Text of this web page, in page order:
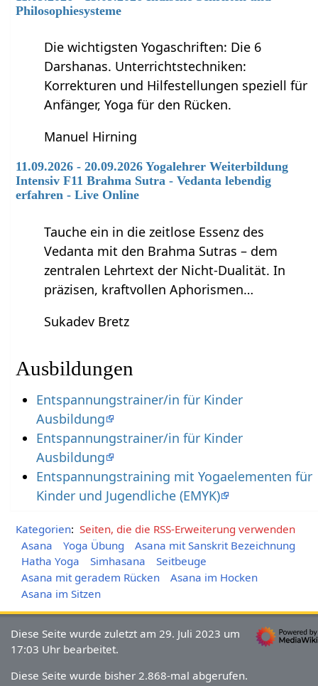
Philosophiesysteme
Die wichtigsten Yogaschriften: Die 6
Darshanas. Unterrichtstechniken:
Korrekturen und Hilfestellungen speziell für
Anfänger, Yoga für den Rücken.
Manuel Hirning
11.09.2026 - 20.09.2026 Yogalehrer Weiterbildung
Intensiv F11 Brahma Sutra - Vedanta lebendig
erfahren - Live Online
Tauche ein in die zeitlose Essenz des
Vedanta mit den Brahma Sutras – dem
zentralen Lehrtext der Nicht-Dualität. In
präzisen, kraftvollen Aphorismen…
Sukadev Bretz
Ausbildungen
Entspannungstrainer/in für Kinder
Ausbildung
Entspannungstrainer/in für Kinder
Ausbildung
Entspannungstraining mit Yogaelementen für
Kinder und Jugendliche (EMYK)
Kategorien: Seiten, die die RSS-Erweiterung verwenden
Asana
Yoga Übung
Asana mit Sanskrit Bezeichnung
Hatha Yoga
Simhasana
Seitbeuge
Asana mit geradem Rücken
Asana im Hocken
Asana im Sitzen
Diese Seite wurde zuletzt am 29. Juli 2023 um
17:03 Uhr bearbeitet.
Diese Seite wurde bisher 2.868-mal abgerufen.